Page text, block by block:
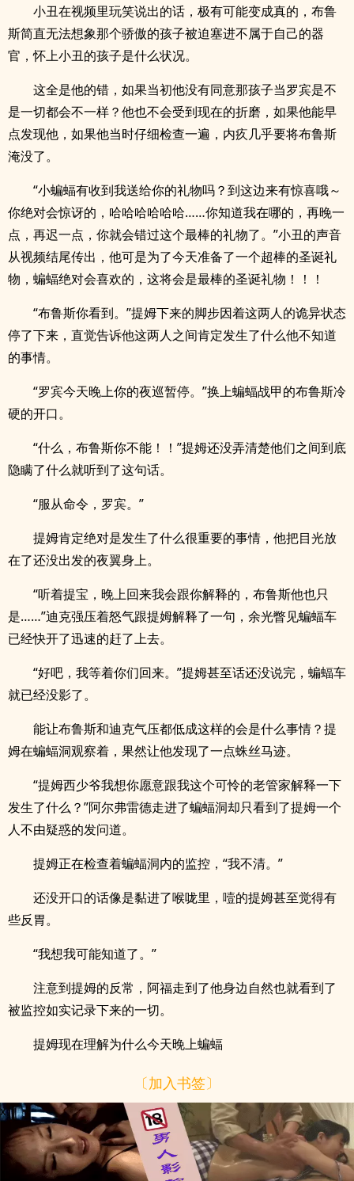
小丑在视频里玩笑说出的话，极有可能变成真的，布鲁
斯简直无法想象那个骄傲的孩子被迫塞进不属于自己的器
官，怀上小丑的孩子是什么状况。
这全是他的错，如果当初他没有同意那孩子当罗宾是不
是一切都会不一样？他也不会受到现在的折磨，如果他能早
点发现他，如果他当时仔细检查一遍，内疚几乎要将布鲁斯
淹没了。
“小蝙蝠有收到我送给你的礼物吗？到这边来有惊喜哦～
你绝对会惊讶的，哈哈哈哈哈哈……你知道我在哪的，再晚一
点，再迟一点，你就会错过这个最棒的礼物了。”小丑的声音
从视频结尾传出，他可是为了今天准备了一个超棒的圣诞礼
物，蝙蝠绝对会喜欢的，这将会是最棒的圣诞礼物！！！
“布鲁斯你看到。”提姆下来的脚步因着这两人的诡异状态
停了下来，直觉告诉他这两人之间肯定发生了什么他不知道
的事情。
“罗宾今天晚上你的夜巡暂停。”换上蝙蝠战甲的布鲁斯冷
硬的开口。
“什么，布鲁斯你不能！！”提姆还没弄清楚他们之间到底
隐瞒了什么就听到了这句话。
“服从命令，罗宾。”
提姆肯定绝对是发生了什么很重要的事情，他把目光放
在了还没出发的夜翼身上。
“听着提宝，晚上回来我会跟你解释的，布鲁斯他也只
是……”迪克强压着怒气跟提姆解释了一句，余光瞥见蝙蝠车
已经快开了迅速的赶了上去。
“好吧，我等着你们回来。”提姆甚至话还没说完，蝙蝠车
就已经没影了。
能让布鲁斯和迪克气压都低成这样的会是什么事情？提
姆在蝙蝠洞观察着，果然让他发现了一点蛛丝马迹。
“提姆西少爷我想你愿意跟我这个可怜的老管家解释一下
发生了什么？”阿尔弗雷德走进了蝙蝠洞却只看到了提姆一个
人不由疑惑的发问道。
提姆正在检查着蝙蝠洞内的监控，“我不清。”
还没开口的话像是黏进了喉咙里，噎的提姆甚至觉得有
些反胃。
“我想我可能知道了。”
注意到提姆的反常，阿福走到了他身边自然也就看到了
被监控如实记录下来的一切。
提姆现在理解为什么今天晚上蝙蝠
〔加入书签〕
x